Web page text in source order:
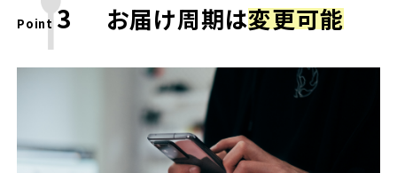
Point 3 お届け周期は変更可能